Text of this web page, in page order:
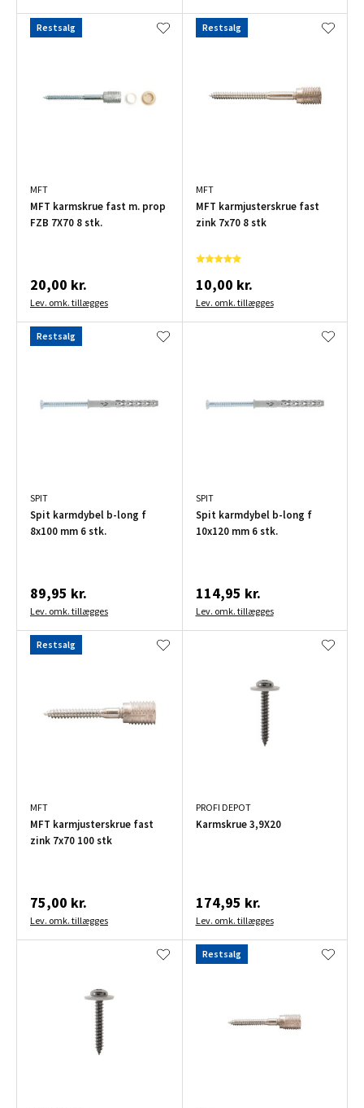
Restsalg
MFT
MFT karmskrue fast m. prop
FZB 7X70 8 stk.
20,00 kr.
Lev. omk. tillægges
Restsalg
MFT
MFT karmjusterskrue fast
zink 7x70 8 stk
10,00 kr.
Lev. omk. tillægges
Restsalg
SPIT
Spit karmdybel b-long f
8x100 mm 6 stk.
89,95 kr.
Lev. omk. tillægges
SPIT
Spit karmdybel b-long f
10x120 mm 6 stk.
114,95 kr.
Lev. omk. tillægges
Restsalg
MFT
MFT karmjusterskrue fast
zink 7x70 100 stk
75,00 kr.
Lev. omk. tillægges
PROFI DEPOT
Karmskrue 3,9X20
174,95 kr.
Lev. omk. tillægges
Restsalg